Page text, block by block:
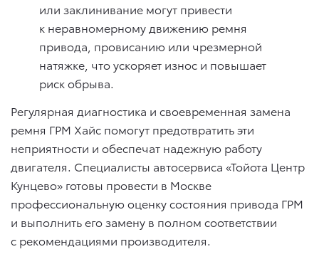
или заклинивание могут привести
к неравномерному движению ремня
привода, провисанию или чрезмерной
натяжке, что ускоряет износ и повышает
риск обрыва.
Регулярная диагностика и своевременная замена
ремня ГРМ Хайс помогут предотвратить эти
неприятности и обеспечат надежную работу
двигателя. Специалисты автосервиса «Тойота Центр
Кунцево» готовы провести в Москве
профессиональную оценку состояния привода ГРМ
и выполнить его замену в полном соответствии
с рекомендациями производителя.